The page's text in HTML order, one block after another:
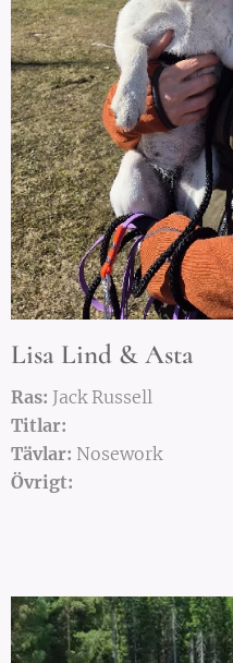
Lisa Lind & Asta
Ras: Jack Russell
Titlar:
Tävlar: Nosework
Övrigt: